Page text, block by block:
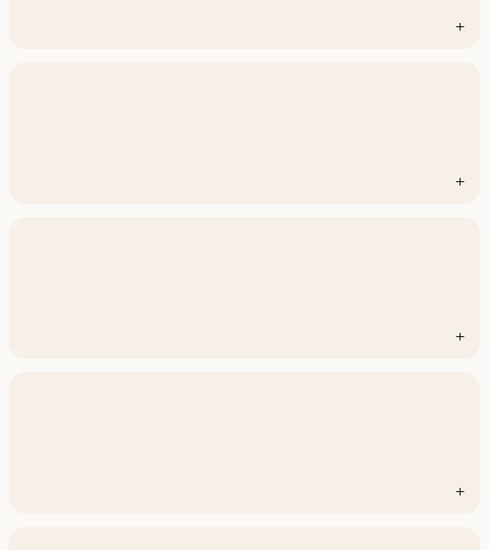
+
+
+
+